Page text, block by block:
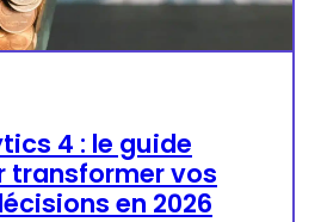
4 : le guide
transformer vos
en 2026